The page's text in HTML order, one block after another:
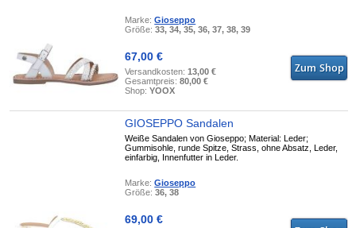
Marke:Gioseppo
Größe:33, 34, 35, 36, 37, 38, 39
67,00 €
Versandkosten:13,00 €
Gesamtpreis:80,00 €
Shop:YOOX
GIOSEPPO Sandalen
Weiße Sandalen von Gioseppo; Material: Leder;
Gummisohle, runde Spitze, Strass, ohne Absatz, Leder,
einfarbig, Innenfutter in Leder.
Marke:Gioseppo
Größe:36, 38
69,00 €